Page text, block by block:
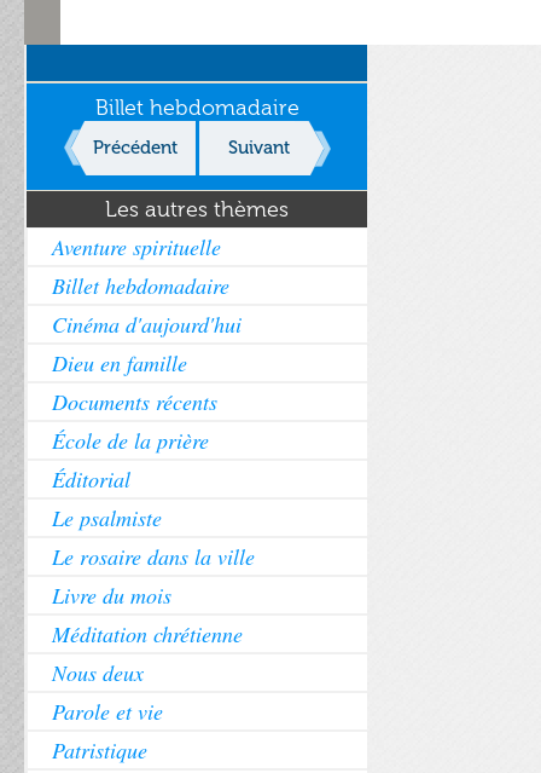
Billet hebdomadaire
Précédent Suivant
Les autres thèmes
Aventure spirituelle
Billet hebdomadaire
Cinéma d'aujourd'hui
Dieu en famille
Documents récents
École de la prière
Éditorial
Le psalmiste
Le rosaire dans la ville
Livre du mois
Méditation chrétienne
Nous deux
Parole et vie
Patristique